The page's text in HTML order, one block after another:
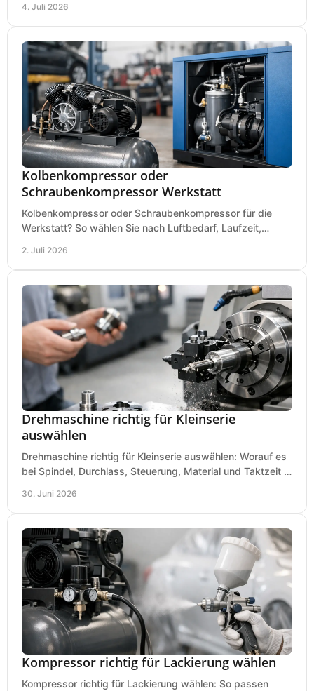
4. Juli 2026
Kolbenkompressor oder
Schraubenkompressor Werkstatt
Kolbenkompressor oder Schraubenkompressor für die
Werkstatt? So wählen Sie nach Luftbedarf, Laufzeit,
2. Juli 2026
Drehmaschine richtig für Kleinserie
auswählen
Drehmaschine richtig für Kleinserie auswählen: Worauf es
bei Spindel, Durchlass, Steuerung, Material und Taktzeit in
30. Juni 2026
Kompressor richtig für Lackierung wählen
Kompressor richtig für Lackierung wählen: So passen